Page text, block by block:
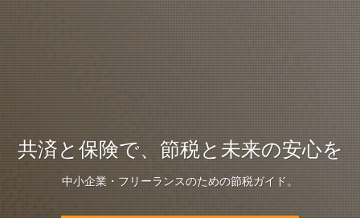
共済と保険で、節税と未来の安心を
中小企業・フリーランスのための節税ガイド。